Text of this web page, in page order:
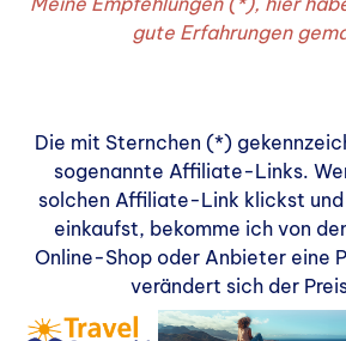
gute Erfahrungen
Die mit Sternchen (*)
sogenannte Affiliate-Links.
solchen Affiliate-Link klickst und
einkaufst, bekomme ich von
Online-Shop oder Anbieter eine
verändert sich der